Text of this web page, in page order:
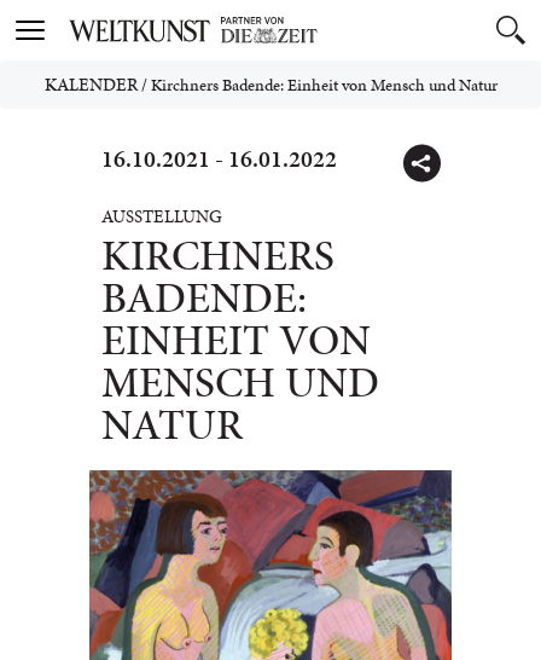
Toggle
KALENDER/Kirchners Badende: Einheit von Mensch und Natur
16.10.2021 - 16.01.2022
AUSSTELLUNG
KIRCHNERS
BADENDE:
EINHEIT VON
MENSCH UND
NATUR